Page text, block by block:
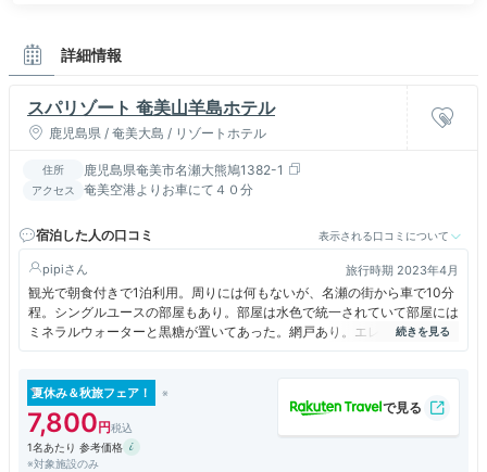
詳細情報
スパリゾート 奄美山羊島ホテル
鹿児島県 / 奄美大島 / リゾートホテル
住所 鹿児島県奄美市名瀬大熊鳩1382-1
アクセス 奄美空港よりお車にて４０分
宿泊した人の口コミ 表示される口コミについて
pipi 旅行時期 2023年4月
観光で朝食付きで1泊利用。周りには何もないが、名瀬の街から車で10分
程。シングルユースの部屋もあり。部屋は水色で統一されていて部屋には
ミネラルウォーターと黒糖が置いてあった。網戸あり。エレベーターは1
基。朝食に鶏飯、かしゃ餅もあり種類は豊富。天気がよければ海水池や
夏休み＆秋旅フェア！
7,800
1名あたり 参考価格
※対象施設のみ